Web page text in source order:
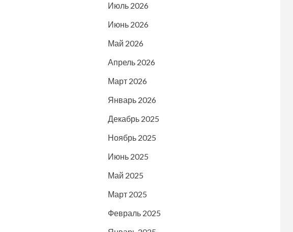
Июль 2026
Июнь 2026
Май 2026
Апрель 2026
Март 2026
Январь 2026
Декабрь 2025
Ноябрь 2025
Июнь 2025
Май 2025
Март 2025
Февраль 2025